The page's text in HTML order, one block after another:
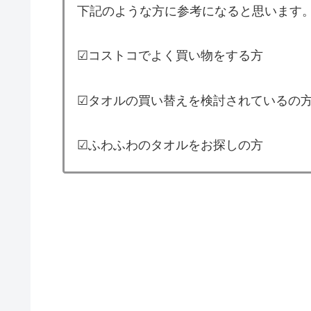
下記のような方に参考になると思います
☑︎コストコでよく買い物をする方
☑︎タオルの買い替えを検討されているの
☑︎ふわふわのタオルをお探しの方